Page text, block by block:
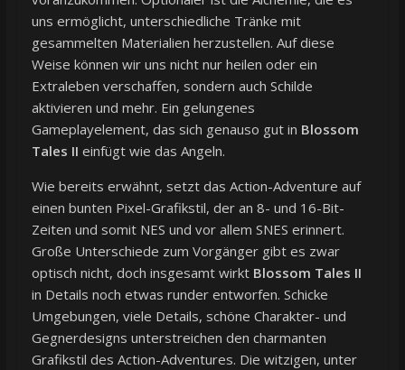
uns ermöglicht, unterschiedliche Tränke mit
gesammelten Materialien herzustellen. Auf diese
Weise können wir uns nicht nur heilen oder ein
Extraleben verschaffen, sondern auch Schilde
aktivieren und mehr. Ein gelungenes
Gameplayelement, das sich genauso gut in Blossom
Tales II einfügt wie das Angeln.
Wie bereits erwähnt, setzt das Action-Adventure auf
einen bunten Pixel-Grafikstil, der an 8- und 16-Bit-
Zeiten und somit NES und vor allem SNES erinnert.
Große Unterschiede zum Vorgänger gibt es zwar
optisch nicht, doch insgesamt wirkt Blossom Tales II
in Details noch etwas runder entworfen. Schicke
Umgebungen, viele Details, schöne Charakter- und
Gegnerdesigns unterstreichen den charmanten
Grafikstil des Action-Adventures. Die witzigen, unter